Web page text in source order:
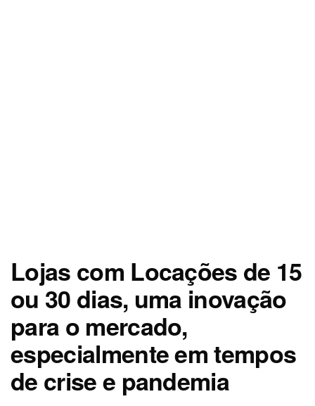
Lojas com Locações de 15
ou 30 dias, uma inovação
para o mercado,
especialmente em tempos
de crise e pandemia